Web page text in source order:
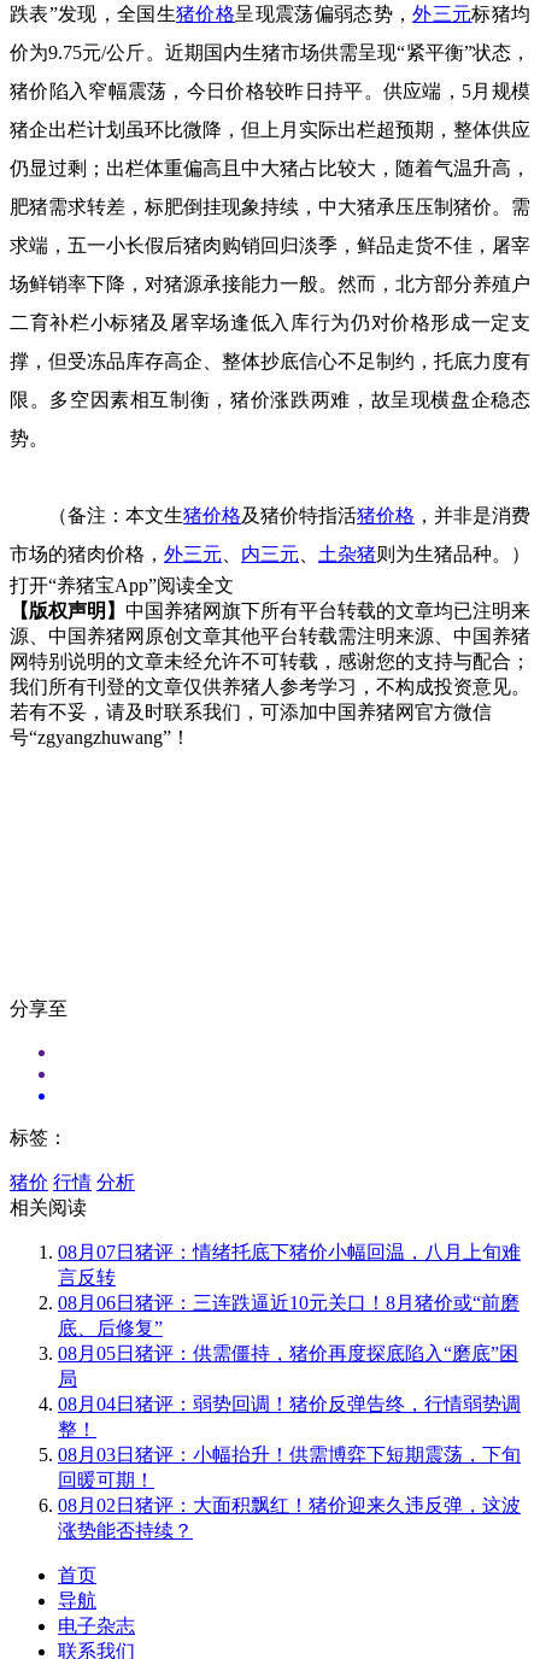
跌表”发现，全国生猪价格呈现震荡偏弱态势，外三元标猪均
价为9.75元/公斤。近期国内生猪市场供需呈现“紧平衡”状态，
猪价陷入窄幅震荡，今日价格较昨日持平。供应端，5月规模
猪企出栏计划虽环比微降，但上月实际出栏超预期，整体供应
仍显过剩；出栏体重偏高且中大猪占比较大，随着气温升高，
肥猪需求转差，标肥倒挂现象持续，中大猪承压压制猪价。需
求端，五一小长假后猪肉购销回归淡季，鲜品走货不佳，屠宰
场鲜销率下降，对猪源承接能力一般。然而，北方部分养殖户
二育补栏小标猪及屠宰场逢低入库行为仍对价格形成一定支
撑，但受冻品库存高企、整体抄底信心不足制约，托底力度有
限。多空因素相互制衡，猪价涨跌两难，故呈现横盘企稳态
势。
（备注：本文生猪价格及猪价特指活猪价格 ，并非是消费
市场的猪肉价格， 外三元 内三元 土杂猪则为生猪品种。）
打开“养猪宝App”阅读全文
【版权声明】 中国养猪网旗下所有平台转载的文章均已注明来
源、中国养猪网原创文章其他平台转载需注明来源、中国养猪
网特别说明的文章未经允许不可转载，感谢您的支持与配合；
我们所有刊登的文章仅供养猪人参考学习，不构成投资意见。
若有不妥，请及时联系我们，可添加中国养猪网官方微信
号“zgyangzhuwang”！
分享至
标签：
猪价 行情 分析
相关阅读
08月07日猪评：情绪托底下猪价小幅回温，八月上旬难
言反转
08月06日猪评：三连跌逼近10元关口！8月猪价或“前磨
底、后修复”
08月05日猪评：供需僵持，猪价再度探底陷入“磨底”困
局
08月04日猪评：弱势回调！猪价反弹告终，行情弱势调
整！
08月03日猪评：小幅抬升！供需博弈下短期震荡，下旬
回暖可期！
08月02日猪评：大面积飘红！猪价迎来久违反弹，这波
涨势能否持续？
首页
导航
电子杂志
联系我们